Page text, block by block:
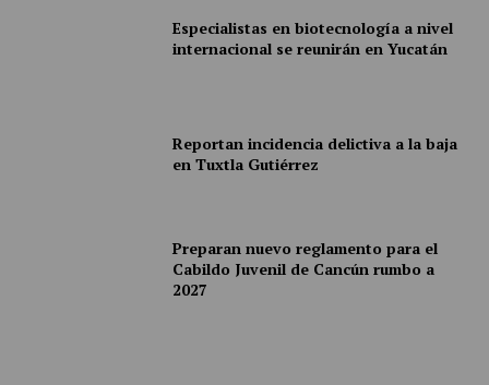
Especialistas en biotecnología a nivel
internacional se reunirán en Yucatán
Reportan incidencia delictiva a la baja
en Tuxtla Gutiérrez
Preparan nuevo reglamento para el
Cabildo Juvenil de Cancún rumbo a
2027